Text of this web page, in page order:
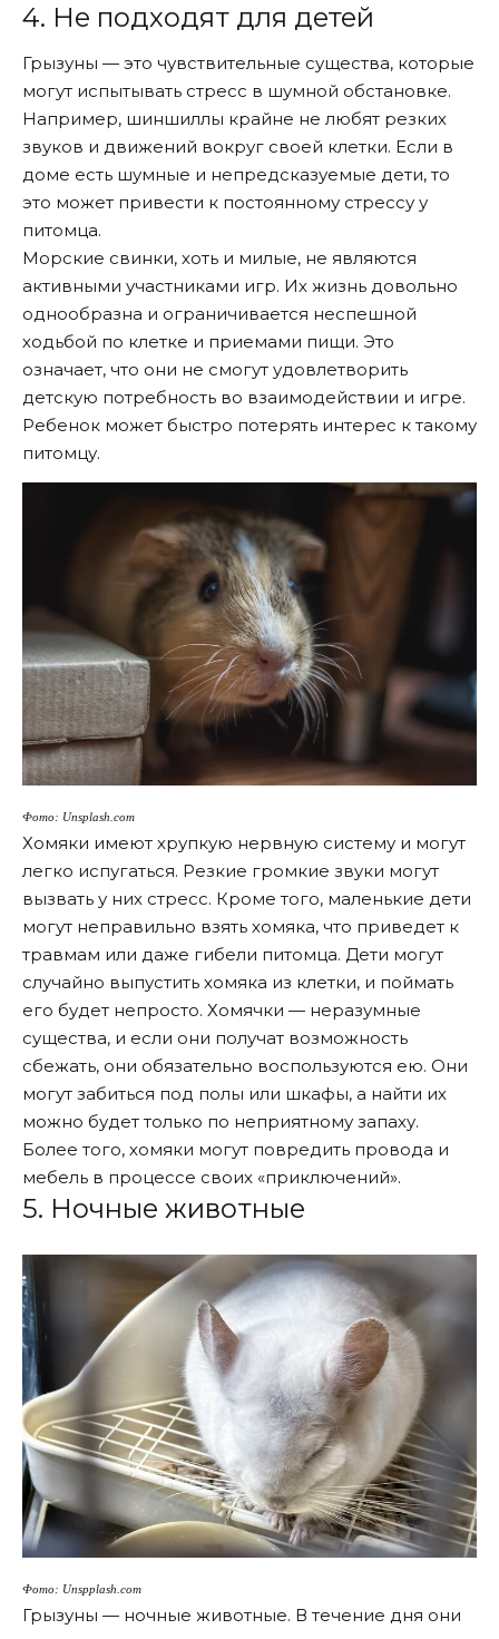
4. Не подходят для детей
Грызуны — это чувствительные существа, которые
могут испытывать стресс в шумной обстановке.
Например, шиншиллы крайне не любят резких
звуков и движений вокруг своей клетки. Если в
доме есть шумные и непредсказуемые дети, то
это может привести к постоянному стрессу у
питомца.
Морские свинки, хоть и милые, не являются
активными участниками игр. Их жизнь довольно
однообразна и ограничивается неспешной
ходьбой по клетке и приемами пищи. Это
означает, что они не смогут удовлетворить
детскую потребность во взаимодействии и игре.
Ребенок может быстро потерять интерес к такому
питомцу.
Фото: Unsplash.com
Хомяки имеют хрупкую нервную систему и могут
легко испугаться. Резкие громкие звуки могут
вызвать у них стресс. Кроме того, маленькие дети
могут неправильно взять хомяка, что приведет к
травмам или даже гибели питомца. Дети могут
случайно выпустить хомяка из клетки, и поймать
его будет непросто. Хомячки — неразумные
существа, и если они получат возможность
сбежать, они обязательно воспользуются ею. Они
могут забиться под полы или шкафы, а найти их
можно будет только по неприятному запаху.
Более того, хомяки могут повредить провода и
мебель в процессе своих «приключений».
5. Ночные животные
Фото: Unspplash.com
Грызуны — ночные животные. В течение дня они